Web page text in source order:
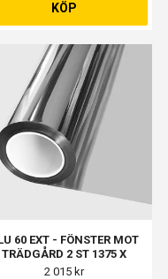
KÖP
60 EXT - FÖNSTER MOT
TRÄDGÅRD 2 ST 1375 X
1970MM
2 015 kr